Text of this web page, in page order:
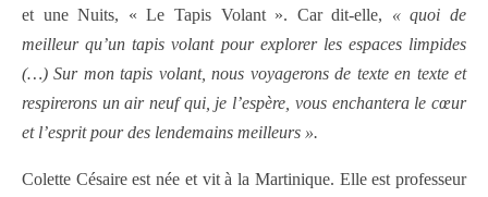
et une Nuits, « Le Tapis Volant ». Car dit-elle, « quoi de
meilleur qu’un tapis volant pour explorer les espaces limpides
(…) Sur mon tapis volant, nous voyagerons de texte en texte et
respirerons un air neuf qui, je l’espère, vous enchantera le cœur
et l’esprit pour des lendemains meilleurs ».
Colette Césaire est née et vit à la Martinique. Elle est professeur